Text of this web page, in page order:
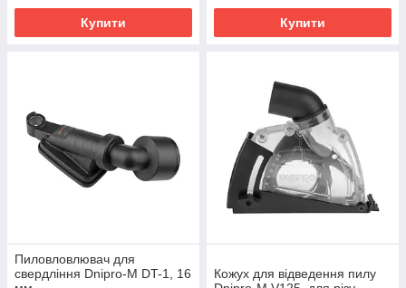
Купити Купити
Пиловловлювач для
свердління Dnipro-M DT-1, 16
Кожух для відведення пилу